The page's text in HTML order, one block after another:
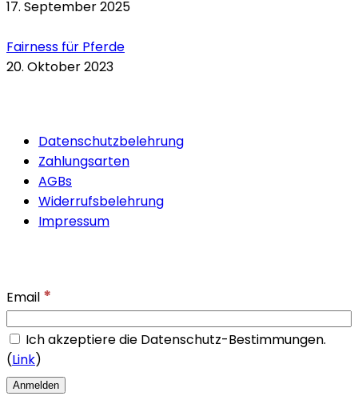
17. September 2025
Fairness für Pferde
20. Oktober 2023
Datenschutzbelehrung
Zahlungsarten
AGBs
Widerrufsbelehrung
Impressum
Email *
Ich akzeptiere die Datenschutz-Bestimmungen.
(Link)